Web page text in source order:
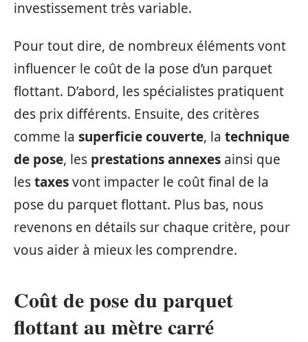
investissement très variable.
Pour tout dire, de nombreux éléments vont
influencer le coût de la pose d’un parquet
flottant. D’abord, les spécialistes pratiquent
des prix différents. Ensuite, des critères
comme la superficie couverte, la technique
de pose, les prestations annexes ainsi que
lestaxesvont impacter le coût final de la
pose du parquet flottant. Plus bas, nous
revenons en détails sur chaque critère, pour
vous aider à mieux les comprendre.
Coût de pose du parquet
flottant au mètre carré